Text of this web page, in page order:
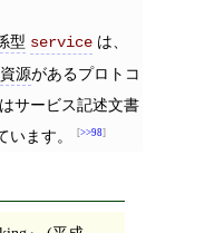
型 serviceは、
資源があるプロトコ
サービス記述文書
います。
>>98